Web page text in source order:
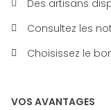
Des artisans
Consultez les
Choisissez le
VOS AVANTAGES